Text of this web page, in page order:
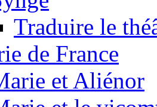
Traduire le
de France
et Aliénor